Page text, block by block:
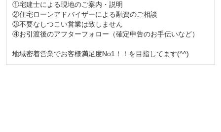
①宅建士による現地のご案内・説明
②住宅ローンアドバイザーによる融資のご相談
③不要なしつこい営業は致しません
④お引渡後のアフターフォロー（確定申告のお手伝いなど）
地域密着営業でお客様満足度No1！！を目指してます(^^)